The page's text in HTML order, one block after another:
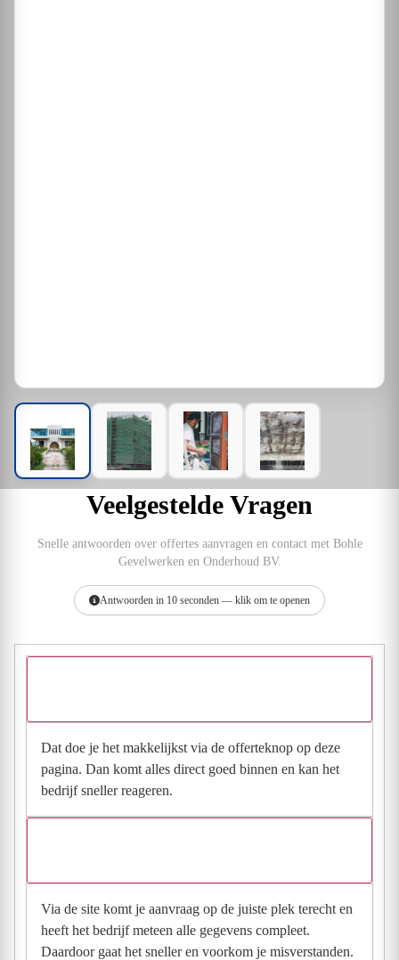
Veelgestelde Vragen
Snelle antwoorden over offertes aanvragen en contact met Bohle
Gevelwerken en Onderhoud BV.
Antwoorden in 10 seconden — klik om te openen
Dat doe je het makkelijkst via de offerteknop op deze
pagina. Dan komt alles direct goed binnen en kan het
bedrijf sneller reageren.
Via de site komt je aanvraag op de juiste plek terecht en
heeft het bedrijf meteen alle gegevens compleet.
Daardoor gaat het sneller en voorkom je misverstanden.